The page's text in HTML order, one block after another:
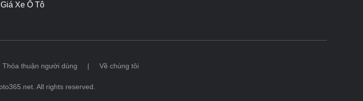
Giá Xe Ô Tô
Thỏa thuận người dùng | Về chúng tôi
All rights reserved.